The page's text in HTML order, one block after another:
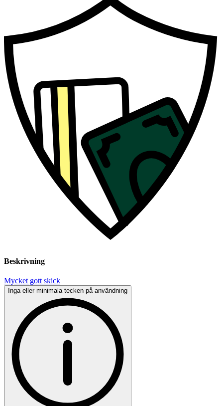
Beskrivning
Mycket gott skick
Inga eller minimala tecken på användning